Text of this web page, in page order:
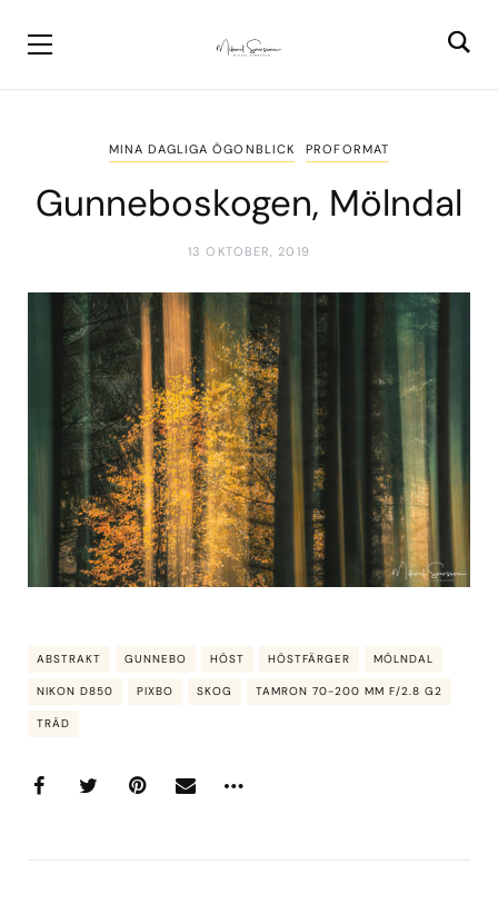
MINA DAGLIGA ÖGONBLICK PROFORMAT
Gunneboskogen, Mölndal
13 OKTOBER, 2019
ABSTRAKT GUNNEBO HÖST HÖSTFÄRGER MÖLNDAL
NIKON D850 PIXBO SKOG TAMRON 70-200 MM F/2.8 G2
TRÄD